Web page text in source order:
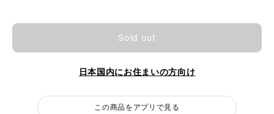
Sold out
日本国内にお住まいの方向け
この商品をアプリで見る